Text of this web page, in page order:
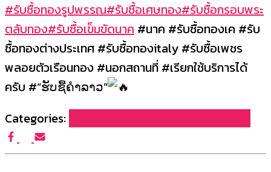
#รับซื้อทองรูปพรรณ#รับซื้อเศษทอง#รับซื้อกรอบพระ
ตลับทอง#รับซื้อเข็มขัดนาค #นาค #รับซื้อทองเค #รับ
ซื้อทองต่างประเทศ #รับซื้อทองitaly #รับซื้อเพชร
พลอยตัวเรือนทอง #นอกสถานที่ #เรียกใช้บริการได้
ครับ #“ຮັບຊື້ຄຳລາວ”
Categories: